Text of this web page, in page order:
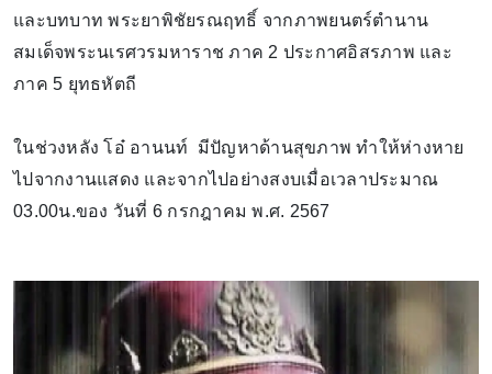
และบทบาท พระยาพิชัยรณฤทธิ์ จากภาพยนตร์ตำนาน
สมเด็จพระนเรศวรมหาราช ภาค 2 ประกาศอิสรภาพ และ
ภาค 5 ยุทธหัตถี
ในช่วงหลัง โอ๋ อานนท์ มีปัญหาด้านสุขภาพ ทำให้ห่างหาย
ไปจากงานแสดง และจากไปอย่างสงบเมื่อเวลาประมาณ
03.00น.ของ วันที่ 6 กรกฎาคม พ.ศ. 2567